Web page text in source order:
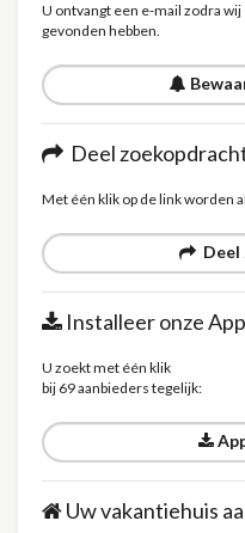
U ontvangt een e-mail zodra
gevonden hebben.
Deel
Met één klik op de link worden
Installeer onze App
U zoekt met één klik
bij 69 aanbieders tegelijk:
Uw vakantiehuis